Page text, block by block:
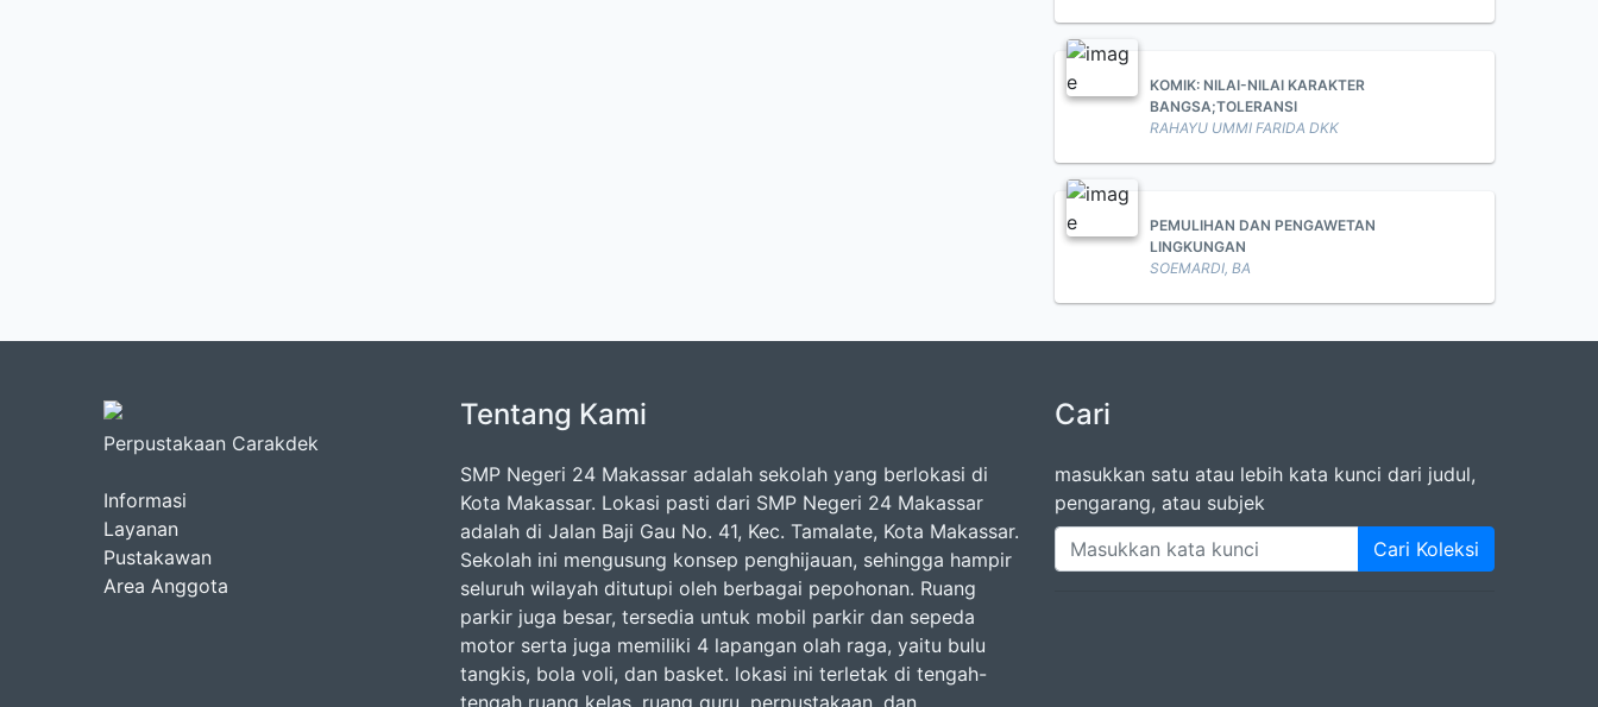
KOMIK: NILAI-NILAI KARAKTER
BANGSA;TOLERANSI
RAHAYU UMMI FARIDA DKK
PEMULIHAN DAN PENGAWETAN
LINGKUNGAN
SOEMARDI, BA
Perpustakaan Carakdek
Informasi
Layanan
Pustakawan
Area Anggota
Tentang Kami
SMP Negeri 24 Makassar adalah sekolah yang berlokasi di
Kota Makassar. Lokasi pasti dari SMP Negeri 24 Makassar
adalah di Jalan Baji Gau No. 41, Kec. Tamalate, Kota Makassar.
Sekolah ini mengusung konsep penghijauan, sehingga hampir
seluruh wilayah ditutupi oleh berbagai pepohonan. Ruang
parkir juga besar, tersedia untuk mobil parkir dan sepeda
motor serta juga memiliki 4 lapangan olah raga, yaitu bulu
tangkis, bola voli, dan basket. lokasi ini terletak di tengah-
tengah ruang kelas, ruang guru, perpustakaan, dan
Cari
masukkan satu atau lebih kata kunci dari judul,
pengarang, atau subjek
Cari Koleksi